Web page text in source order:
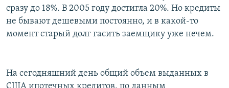
сразу до 18%. В 2005 году достигла 20%. Но кредиты
не бывают дешевыми постоянно, и в какой-то
момент старый долг гасить заемщику уже нечем.
На сегодняшний день общий объем выданных в